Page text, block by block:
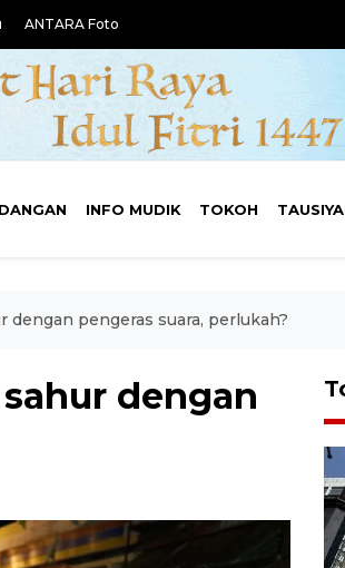
ANTARA Foto
INFO MUDIK TOKOH
pengeras suara, perlukah?
dengan